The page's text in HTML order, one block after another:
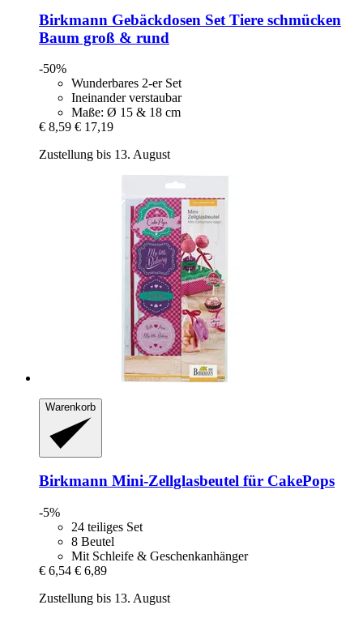
Birkmann Gebäckdosen Set Tiere schmücken
Baum groß & rund
-50%
Wunderbares 2-er Set
Ineinander verstaubar
Maße: Ø 15 & 18 cm
€ 8,59 € 17,19
Zustellung bis 13. August
Warenkorb
Birkmann Mini-​Zellglasbeutel für CakePops
-5%
24 teiliges Set
8 Beutel
Mit Schleife & Geschenkanhänger
€ 6,54 € 6,89
Zustellung bis 13. August